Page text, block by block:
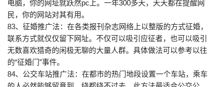
电脑，你的网址就跃然pc上。一年300多天，天天都在提醒网
民，你的网站对其有用。
83、征婚推广法：在各类报刊杂志网络上以整版的方式征婚，
联系方式就仅仅留下网址。不仅可以吸引应征者，也可以吸引
无数喜欢猎奇的闲极无聊的大量人群。具体做法可以参考以往
的“征婚门”事件。
84、公交车站推广法：在都市的热门地段设置一个车站，乘车